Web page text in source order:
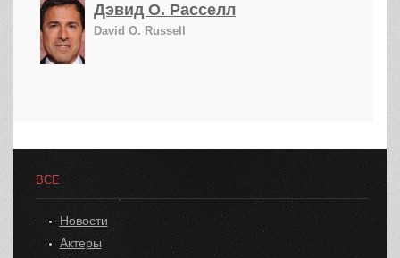
Дэвид О. Расселл
David O. Russell
ВСЕ
Новости
Актеры